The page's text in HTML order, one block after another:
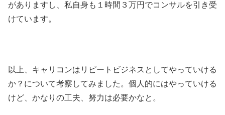
がありますし、私自身も１時間３万円でコンサルを引き受
けています。
以上、キャリコンはリピートビジネスとしてやっていける
か？について考察してみました。個人的にはやっていける
けど、かなりの工夫、努力は必要かなと。